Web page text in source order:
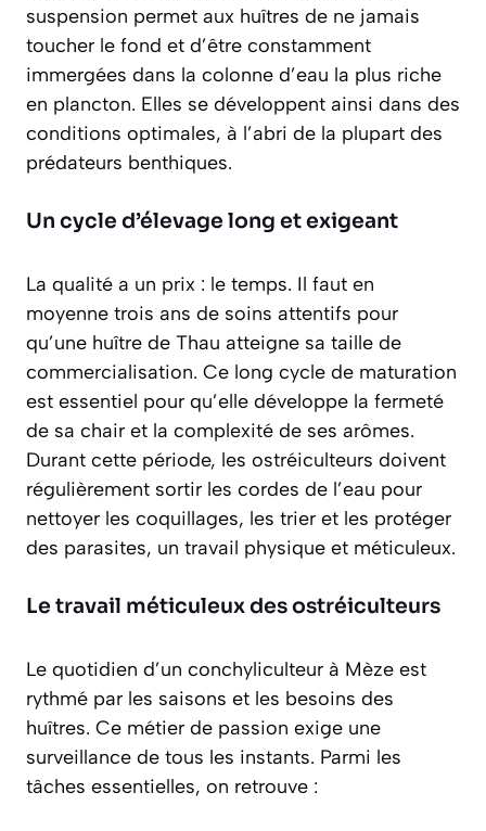
suspension permet aux huîtres de ne jamais
toucher le fond et d’être constamment
immergées dans la colonne d’eau la plus riche
en plancton. Elles se développent ainsi dans des
conditions optimales, à l’abri de la plupart des
prédateurs benthiques.
Un cycle d’élevage long et exigeant
La qualité a un prix : le temps. Il faut en
moyenne trois ans de soins attentifs pour
qu’une huître de Thau atteigne sa taille de
commercialisation. Ce long cycle de maturation
est essentiel pour qu’elle développe la fermeté
de sa chair et la complexité de ses arômes.
Durant cette période, les ostréiculteurs doivent
régulièrement sortir les cordes de l’eau pour
nettoyer les coquillages, les trier et les protéger
des parasites, un travail physique et méticuleux.
Le travail méticuleux des ostréiculteurs
Le quotidien d’un conchyliculteur à Mèze est
rythmé par les saisons et les besoins des
huîtres. Ce métier de passion exige une
surveillance de tous les instants. Parmi les
tâches essentielles, on retrouve :